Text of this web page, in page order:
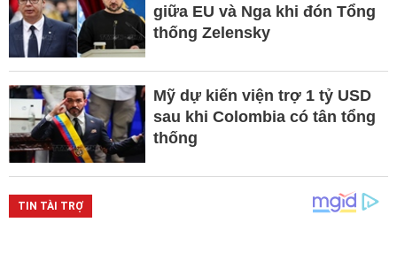
giữa EU và Nga khi đón Tổng
thống Zelensky
Mỹ dự kiến viện trợ 1 tỷ USD
sau khi Colombia có tân tổng
thống